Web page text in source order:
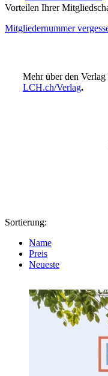
Vorteilen Ihrer
Mitgliedernummer
Mehr über den
LCH.ch/Verlag.
Sortierung:
Name
Preis
Neueste